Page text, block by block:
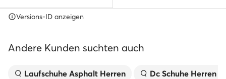
Versions-ID anzeigen
Andere Kunden suchten auch
Laufschuhe Asphalt Herren
Dc Schuhe Herren